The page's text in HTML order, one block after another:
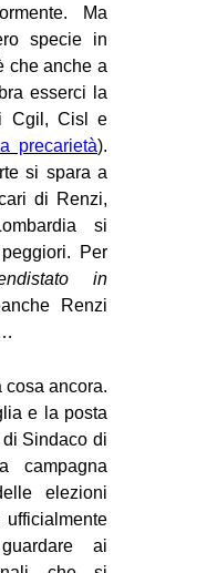
Ma
specie in
che anche a
esserci la
Cgil, Cisl e
precarietà).
si spara a
di Renzi,
si
Per
in
Renzi
cosa ancora.
e la posta
Sindaco di
campagna
elezioni
ai